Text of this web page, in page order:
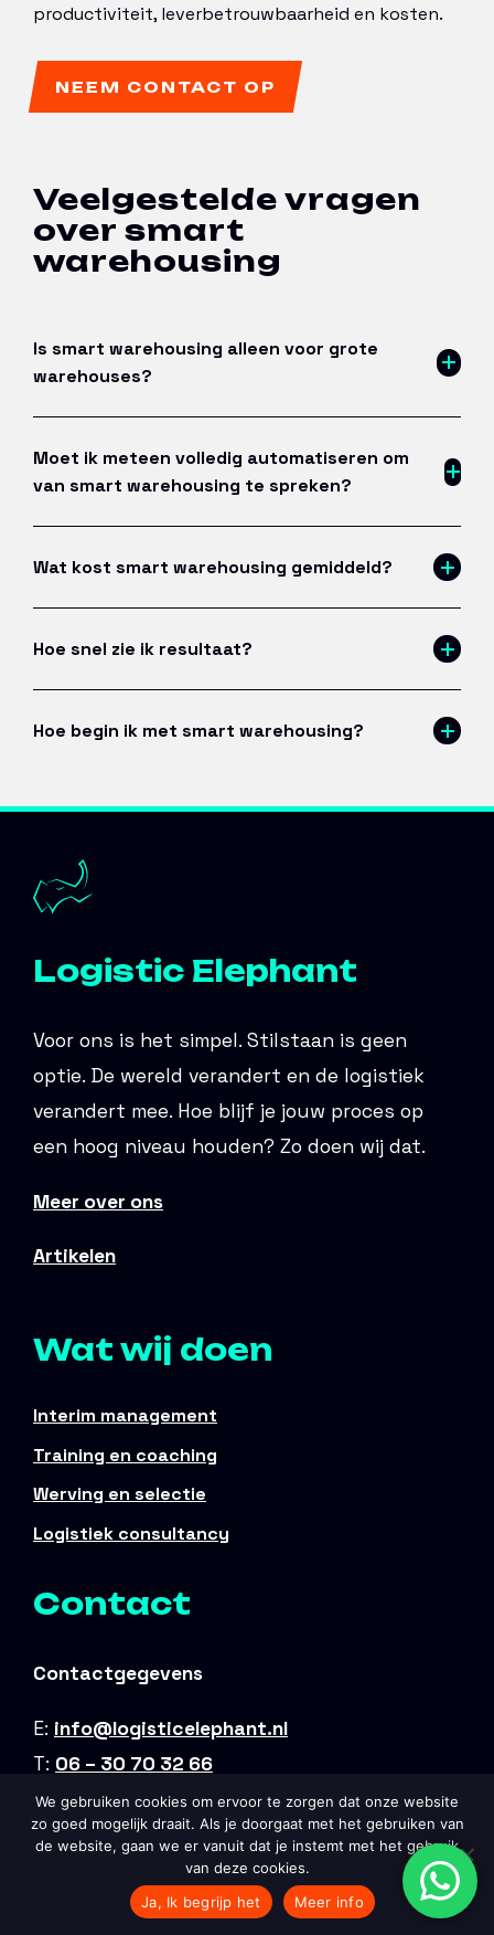
productiviteit, leverbetrouwbaarheid en kosten.
NEEM CONTACT OP
Veelgestelde vragen
over smart
warehousing
Is smart warehousing alleen voor grote
warehouses?
Moet ik meteen volledig automatiseren om
van smart warehousing te spreken?
Wat kost smart warehousing gemiddeld?
Hoe snel zie ik resultaat?
Hoe begin ik met smart warehousing?
Logistic Elephant
Voor ons is het simpel. Stilstaan is geen
optie. De wereld verandert en de logistiek
verandert mee. Hoe blijf je jouw proces op
een hoog niveau houden? Zo doen wij dat.
Meer over ons
Artikelen
Wat wij doen
Interim management
Training en coaching
Werving en selectie
Logistiek consultancy
Contact
Contactgegevens
E: info@logisticelephant.nl
T: 06 – 30 70 32 66
Adres
Klein Landaas 20
3931 GC Woudenberg
We gebruiken cookies om ervoor te zorgen dat onze website
zo goed mogelijk draait. Als je doorgaat met het gebruiken van
de website, gaan we er vanuit dat je instemt met het gebruik
van deze cookies.
Ja, Ik begrijp het
Meer info